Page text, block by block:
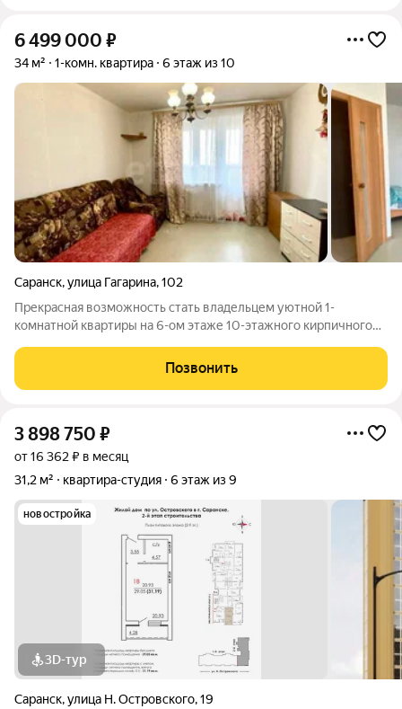
6 499 000 ₽
34 м² 1-комн. квартира 6 этаж из 10
Саранск,улица Гагарина,102
Прекрасная возможность стать владельцем уютной 1-
комнатной квартиры на 6-ом этаже 10-этажного кирпичного
кв.м. (+ 5,3 кв.м. лоджия). Кухня площадью 8,9 кв.м., комната
Позвонить
3 898 750 ₽
от 16 362 ₽ в месяц
31,2 м²
квартира-студия 6 этаж из 9
новостройка
3D-тур
Саранск,улица Н. Островского,19